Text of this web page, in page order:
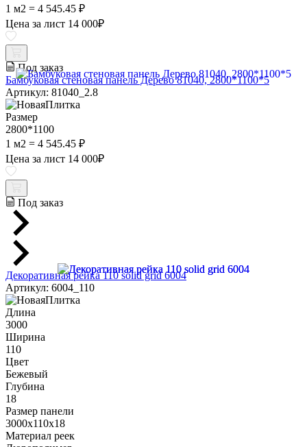
1 м2 = 4 545.45 ₽
Цена за лист 14 000₽
Под заказ
Бамбуковая стеновая панель Дерево 81040, 2800*1100*5
Артикул: 81040_2.8
Размер
2800*1100
1 м2 = 4 545.45 ₽
Цена за лист 14 000₽
Под заказ
Декоративная рейка 110 solid grid 6004
Артикул: 6004_110
Длина
3000
Ширина
110
Цвет
Бежевый
Глубина
18
Размер панели
3000x110x18
Материал реек